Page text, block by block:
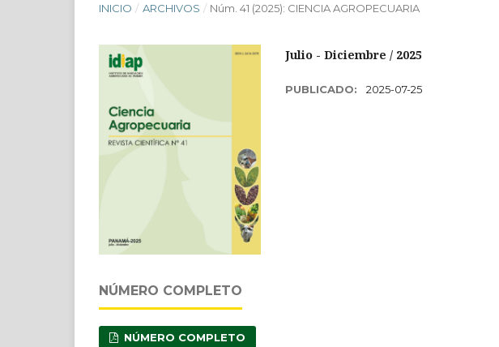
INICIO / ARCHIVOS / Núm. 41 (2025): CIENCIA AGROPECUARIA
Julio - Diciembre / 2025
PUBLICADO: 2025-07-25
NÚMERO COMPLETO
NÚMERO COMPLETO